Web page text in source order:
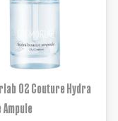
O2 Couture Hydra
Ampule